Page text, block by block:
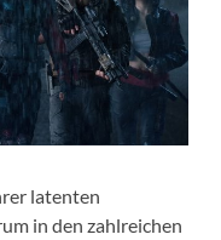
latenten
in den zahlreichen